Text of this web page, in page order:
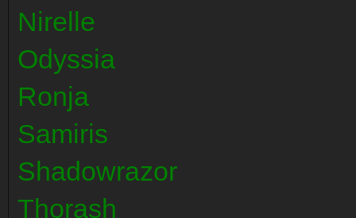
Nirelle
Odyssia
Ronja
Samiris
Shadowrazor
Thorash